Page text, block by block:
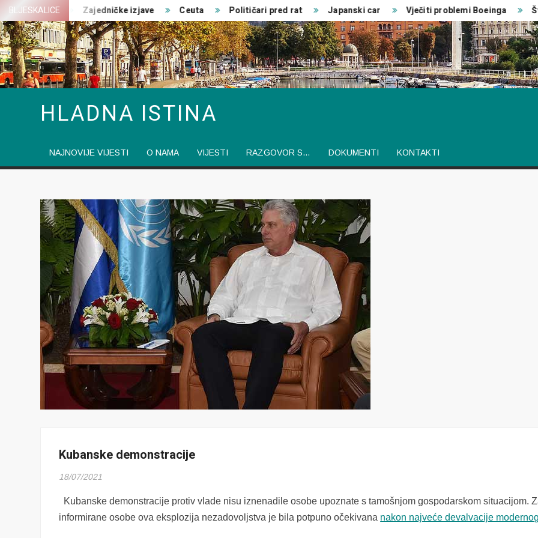
Skip
to
content
BLJESKALICE
ratovanja Zajedničke izjave Ceuta Političari pred rat Japanski car Vječiti problemi Boeinga
HLADNA ISTINA
NAJNOVIJE VIJESTI O NAMA VIJESTI RAZGOVOR S… DOKUMENTI KONTAKTI
Kubanske demonstracije
18/07/2021
Kubanske demonstracije protiv vlade nisu iznenadile osobe upoznate s tamošnjom gospodarskom situacijom.
informirane osobe ova eksplozija nezadovoljstva je bila potpuno očekivana nakon najveće devalvacije